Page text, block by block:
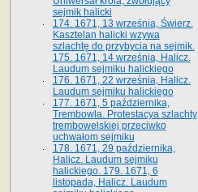
sejmik halicki
174. 1671, 13 września, Świerz.
Kasztelan halicki wzywa
szlachtę do przybycia na sejmik.
175. 1671, 14 września, Halicz.
Laudum sejmiku halickiego
176. 1671, 22 września, Halicz.
Laudum sejmiku halickiego
177. 1671, 5 października,
Trembowla. Protestacya szlachty
trembowelskiej przeciwko
uchwałom sejmiku
178. 1671, 29 października,
Halicz. Laudum sejmiku
halickiego. 179. 1671, 6
listopada, Halicz. Laudum